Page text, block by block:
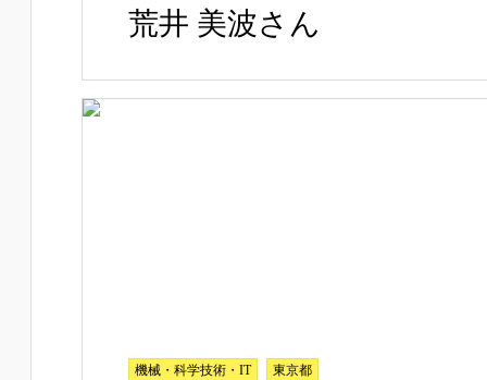
荒井 美波さん
機械・科学技術・IT 東京都